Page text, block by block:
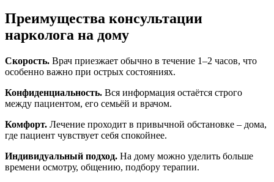
Преимущества консультации
нарколога на дому
Скорость. Врач приезжает обычно в течение 1–2 часов, что
особенно важно при острых состояниях.
Конфиденциальность. Вся информация остаётся строго
между пациентом, его семьёй и врачом.
Комфорт. Лечение проходит в привычной обстановке – дома,
где пациент чувствует себя спокойнее.
Индивидуальный подход. На дому можно уделить больше
времени осмотру, общению, подбору терапии.